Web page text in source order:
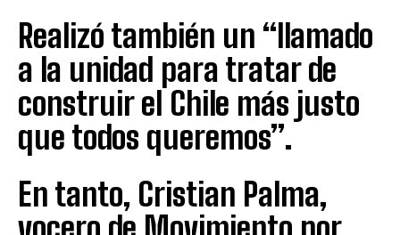
Realizó también un “llamado
a la unidad para tratar de
construir el Chile más justo
que todos queremos”.
En tanto, Cristian Palma,